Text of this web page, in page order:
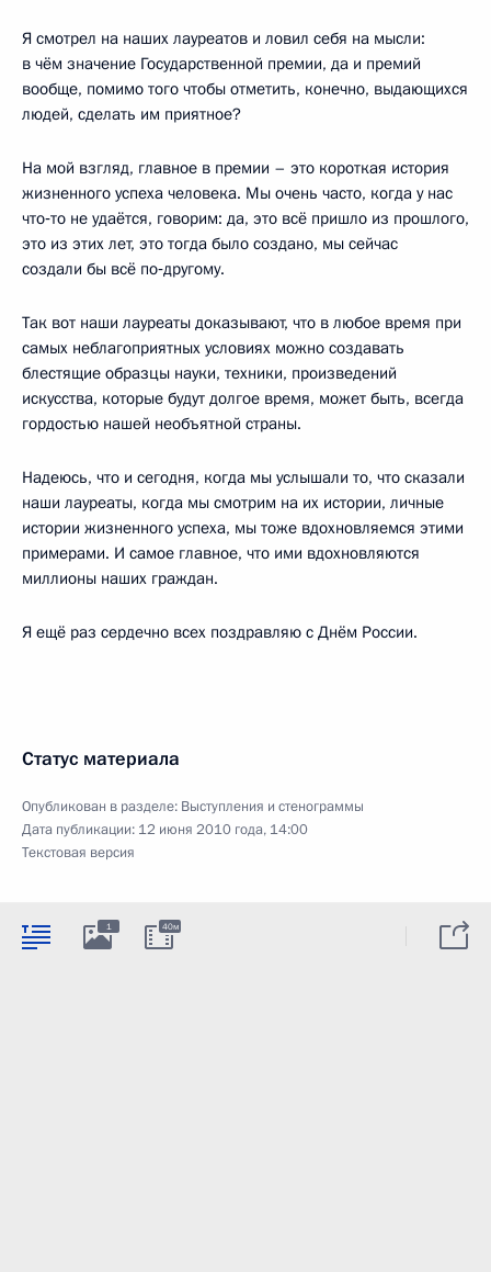
Я смотрел на наших лауреатов и ловил себя на мысли:
в чём значение Государственной премии, да и премий
вообще, помимо того чтобы отметить, конечно, выдающихся
людей, сделать им приятное?
На мой взгляд, главное в премии – это короткая история
жизненного успеха человека. Мы очень часто, когда у нас
что‑то не удаётся, говорим: да, это всё пришло из прошлого,
это из этих лет, это тогда было создано, мы сейчас
создали бы всё по‑другому.
Так вот наши лауреаты доказывают, что в любое время при
самых неблагоприятных условиях можно создавать
блестящие образцы науки, техники, произведений
искусства, которые будут долгое время, может быть, всегда
гордостью нашей необъятной страны.
Надеюсь, что и сегодня, когда мы услышали то, что сказали
наши лауреаты, когда мы смотрим на их истории, личные
истории жизненного успеха, мы тоже вдохновляемся этими
примерами. И самое главное, что ими вдохновляются
миллионы наших граждан.
Я ещё раз сердечно всех поздравляю с Днём России.
Статус материала
Опубликован в разделе: Выступления и стенограммы
Дата публикации: 12 июня 2010 года, 14:00
Текстовая версия
1 40м